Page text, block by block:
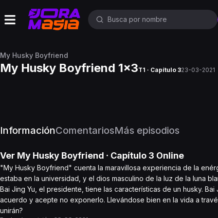
My Husky Boyfriend
My Husky Boyfriend 1x3T1 · Capítulo 323-03-2021
InformaciónComentariosMás episodios
Ver My Husky Boyfriend · Capítulo 3 Online
"My Husky Boyfriend" cuenta la maravillosa experiencia de la
estaba en la universidad, y el dios masculino de la luz de la luna
Bai Jing Yu, el presidente, tiene las características de un husky.
acuerdo y acepte no exponerlo. Llevándose bien en la vida a
unirán?